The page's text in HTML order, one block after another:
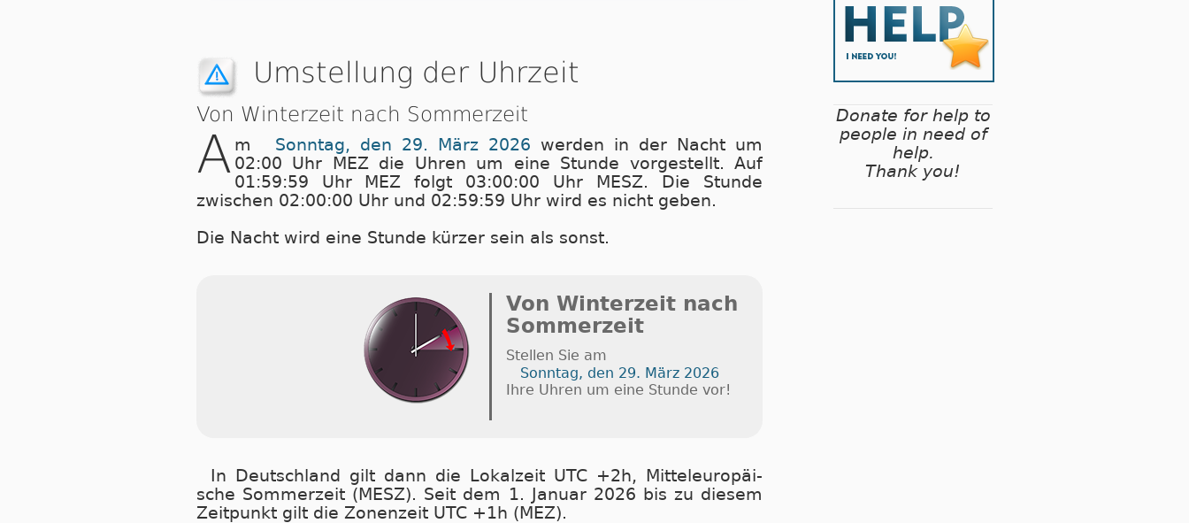
Umstellung der Uhrzeit
Von Winterzeit nach Sommerzeit
A m Sonntag, den 29. März 2026 wer­den in der Nacht um
02:00 Uhr MEZ die Uhren um eine Stunde vorgestellt. Auf
01:59:59 Uhr MEZ folgt 03:00:00 Uhr MESZ. Die Stunde
zwischen 02:00:00 Uhr und 02:59:59 Uhr wird es nicht geben.
Die Nacht wird eine Stunde kürzer sein als sonst.
Von Winterzeit nach
Sommerzeit
Stellen Sie am
Sonntag, den 29. März 2026
Ihre Uhren um eine Stunde vor!
In Deutschland gilt dann die Lokalzeit UTC +2h, Mit­tel­eu­ro­pä­i­
sche Som­mer­zeit (MESZ). Seit dem 1. Ja­nu­ar 2026 bis zu die­sem
Zeit­punkt gilt die Zo­nen­zeit UTC +1h (MEZ).
Donate for help to
people in need of
help.
Thank you!